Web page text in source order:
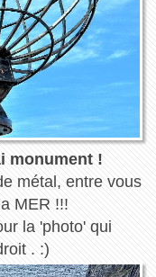
monument !
métal, entre vous
MER !!!
la 'photo' qui
. :)